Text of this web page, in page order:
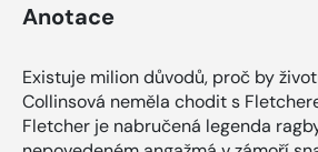
Anotace
Existuje milion důvodů, proč by
Collinsová neměla chodit s
Fletcher je nabručená legenda